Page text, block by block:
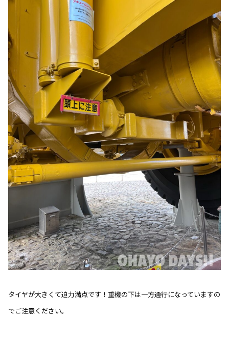
タイヤが大きくて迫力満点です！重機の下は一方通行になっていますの
でご注意ください。